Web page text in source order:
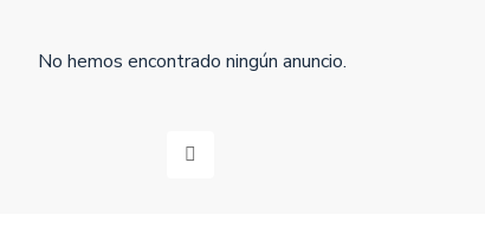
No hemos encontrado ningún anuncio.